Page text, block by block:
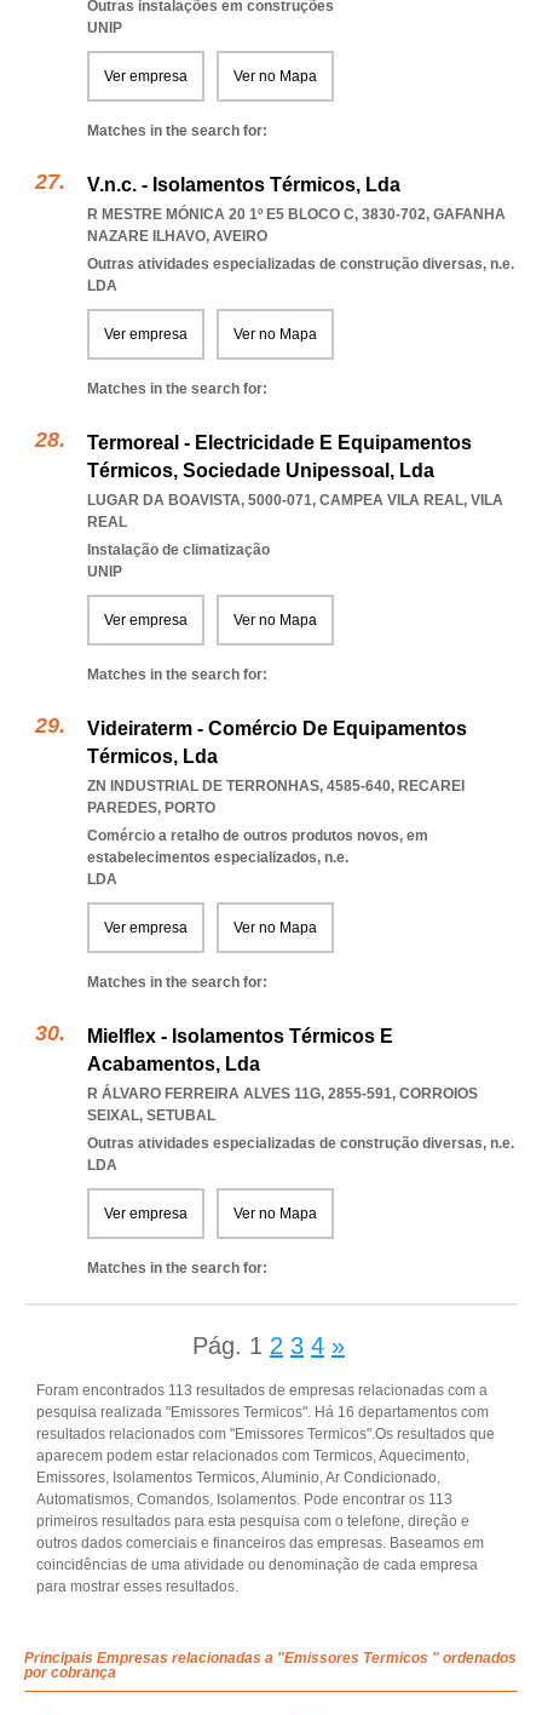
Outras instalações em construções
UNIP
Ver empresa Ver no Mapa
Matches in the search for:
V.n.c. - Isolamentos Térmicos, Lda
R MESTRE MÓNICA 20 1º E5 BLOCO C, 3830-702, GAFANHA
NAZARE ILHAVO, AVEIRO
Outras atividades especializadas de construção diversas, n.e.
LDA
Ver empresa Ver no Mapa
Matches in the search for:
Termoreal - Electricidade E Equipamentos
Térmicos, Sociedade Unipessoal, Lda
LUGAR DA BOAVISTA, 5000-071, CAMPEA VILA REAL, VILA
REAL
Instalação de climatização
UNIP
Ver empresa Ver no Mapa
Matches in the search for:
Videiraterm - Comércio De Equipamentos
Térmicos, Lda
ZN INDUSTRIAL DE TERRONHAS, 4585-640, RECAREI
PAREDES, PORTO
Comércio a retalho de outros produtos novos, em
estabelecimentos especializados, n.e.
LDA
Ver empresa Ver no Mapa
Matches in the search for:
Mielflex - Isolamentos Térmicos E
Acabamentos, Lda
R ÁLVARO FERREIRA ALVES 11G, 2855-591, CORROIOS
SEIXAL, SETUBAL
Outras atividades especializadas de construção diversas, n.e.
LDA
Ver empresa Ver no Mapa
Matches in the search for:
Pág. 1 2 3 4 »
Foram encontrados 113 resultados de empresas relacionadas com a
pesquisa realizada "Emissores Termicos". Há 16 departamentos com
resultados relacionados com "Emissores Termicos".Os resultados que
aparecem podem estar relacionados com Termicos, Aquecimento,
Emissores, Isolamentos Termicos, Aluminio, Ar Condicionado,
Automatismos, Comandos, Isolamentos. Pode encontrar os 113
primeiros resultados para esta pesquisa com o telefone, direção e
outros dados comerciais e financeiros das empresas. Baseamos em
coincidências de uma atividade ou denominação de cada empresa
para mostrar esses resultados.
Principais Empresas relacionadas a "Emissores Termicos " ordenados
por cobrança